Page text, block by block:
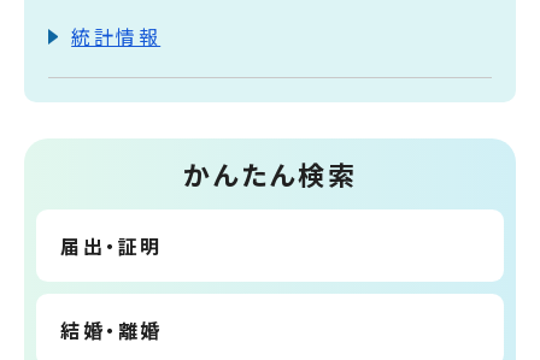
統計情報
かんたん検索
届出・証明
結婚・離婚